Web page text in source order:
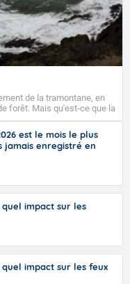
de la tramontane, en
forêt. Mais qu'est-ce que la
? La tramontane est un
à nord, ou ouest à nord-
à la vallée de l’Aude et à
vient du latin trasmontanus,
régions montagneuses
est le mois le plus
jamais enregistré en
impact sur les
impact sur les feux